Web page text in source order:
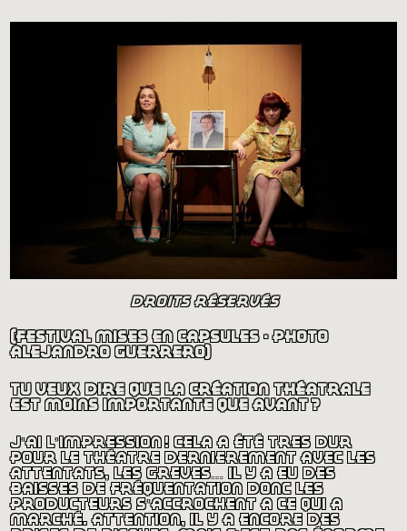
droits réservés
(festival mises en capsules - photo
alejandro guerrero)
tu veux dire que la création théâtrale
est moins importante que avant?
j’ai l’impression ! cela a été très dur
pour le théâtre dernièrement avec les
attentats, les grèves… il y a eu des
baisses de fréquentation donc les
producteurs s’accrochent à ce qui a
marché. attention, il y a encore des